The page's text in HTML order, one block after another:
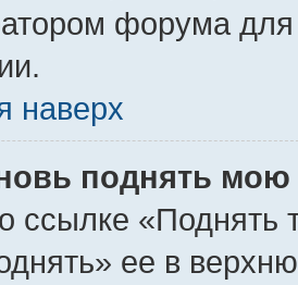
форума
наверх
поднять мою
ссылке «Поднять
ее в